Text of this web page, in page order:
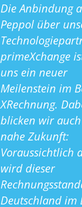
Die Anbindung
Peppol über
primeXchange
uns ein neuer
Meilenstein im
XRechnung.
blicken wir
nahe Zukunft:
Voraussichtlich
wird dieser
Deutschland im